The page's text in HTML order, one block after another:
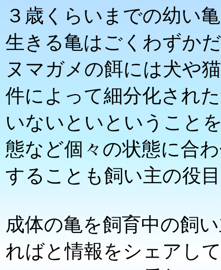
３歳くらいまでの幼い
生きる亀はごくわずか
ヌマガメの餌には犬や
件によって細分化され
いないといということ
態など個々の状態に合
することも飼い主の役
成体の亀を飼育中の飼
ればと情報をシェアし